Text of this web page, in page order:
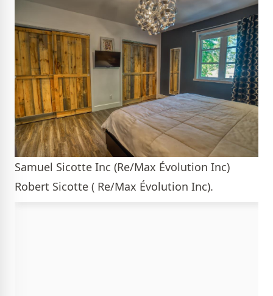
Samuel Sicotte Inc (Re/Max Évolution Inc)
Robert Sicotte ( Re/Max Évolution Inc).